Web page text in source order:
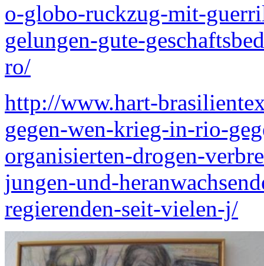
o-globo-ruckzug-mit-
gelungen-gute-
ro/
http://www.hart-
gegen-wen-krieg-in-rio-
organisierten-drogen-
jungen-und-
regierenden-seit-vielen-j/